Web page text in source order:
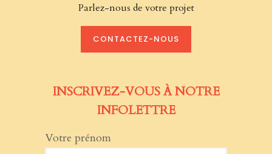
Parlez-nous de votre projet
CONTACTEZ-NOUS
INSCRIVEZ-VOUS À NOTRE
INFOLETTRE
Votre prénom